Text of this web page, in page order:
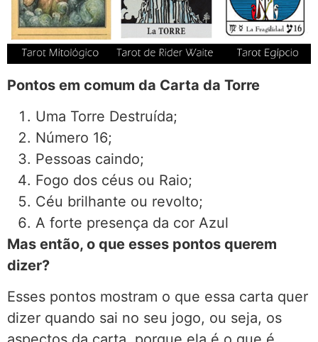
Pontos em comum da Carta da Torre
Uma Torre Destruída;
Número 16;
Pessoas caindo;
Fogo dos céus ou Raio;
Céu brilhante ou revolto;
A forte presença da cor Azul
Mas então, o que esses pontos querem
dizer?
Esses pontos mostram o que essa carta quer
dizer quando sai no seu jogo, ou seja, os